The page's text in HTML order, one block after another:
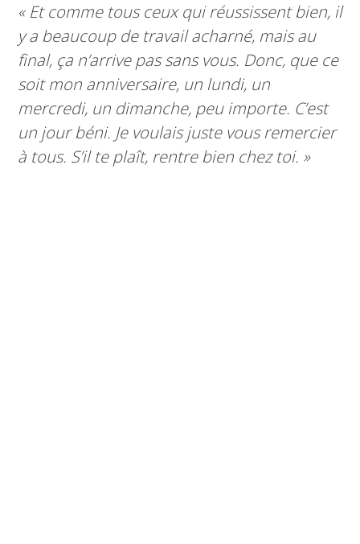
« Et comme tous ceux qui réussissent bien, il
y a beaucoup de travail acharné, mais au
final, ça n’arrive pas sans vous. Donc, que ce
soit mon anniversaire, un lundi, un
mercredi, un dimanche, peu importe. C’est
un jour béni. Je voulais juste vous remercier
à tous. S’il te plaît, rentre bien chez toi. »